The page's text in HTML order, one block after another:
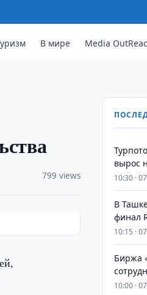
В мире Media
799 views
вырос
10:30 ·
В
финал
10:15 ·
Биржа
10:00 ·